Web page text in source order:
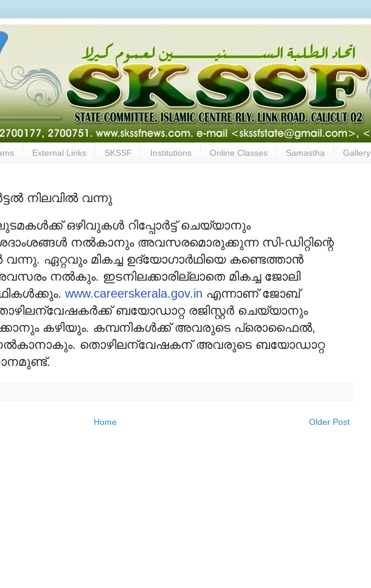
External Links SKSSF Institutions Online Classes Samastha Gallery
നിലവില്‍ വന്നു
ഒഴിവുകള്‍ റിപ്പോര്‍ട്ട് ചെയ്യാനും
നല്‍കാനും അവസരമൊരുക്കുന്ന സി-ഡിറ്റിന്റെ
ഏറ്റവും മികച്ച ഉദ്യോഗാര്‍ഥിയെ കണ്ടെത്താന്‍
നല്‍കും. ഇടനിലക്കാരില്ലാതെ മികച്ച ജോലി
www.careerskerala.gov.in എന്നാണ് ജോബ്
ബയോഡാറ്റ രജിസ്റ്റര്‍ ചെയ്യാനും
കഴിയും. കമ്പനികള്‍ക്ക് അവരുടെ പ്രൊഫൈല്‍,
തൊഴിലന്വേഷകന് അവരുടെ ബയോഡാറ്റ
Older Post
Home